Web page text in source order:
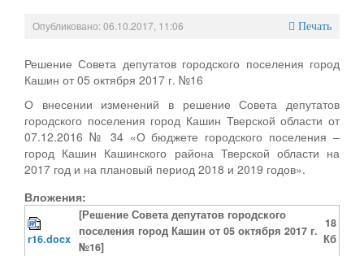
Опубликовано: 06.10.2017, 11:06 Печать
Решение Совета депутатов городского поселения город
Кашин от 05 октября 2017 г. №16
О внесении изменений в решение Совета депутатов
городского поселения город Кашин Тверской области от
07.12.2016 № 34 «О бюджете городского поселения –
город Кашин Кашинского района Тверской области на
2017 год и на плановый период 2018 и 2019 годов».
Вложения:
r16.docx
[Решение Совета депутатов городского
поселения город Кашин от 05 октября 2017 г.
№16]
18
Кб